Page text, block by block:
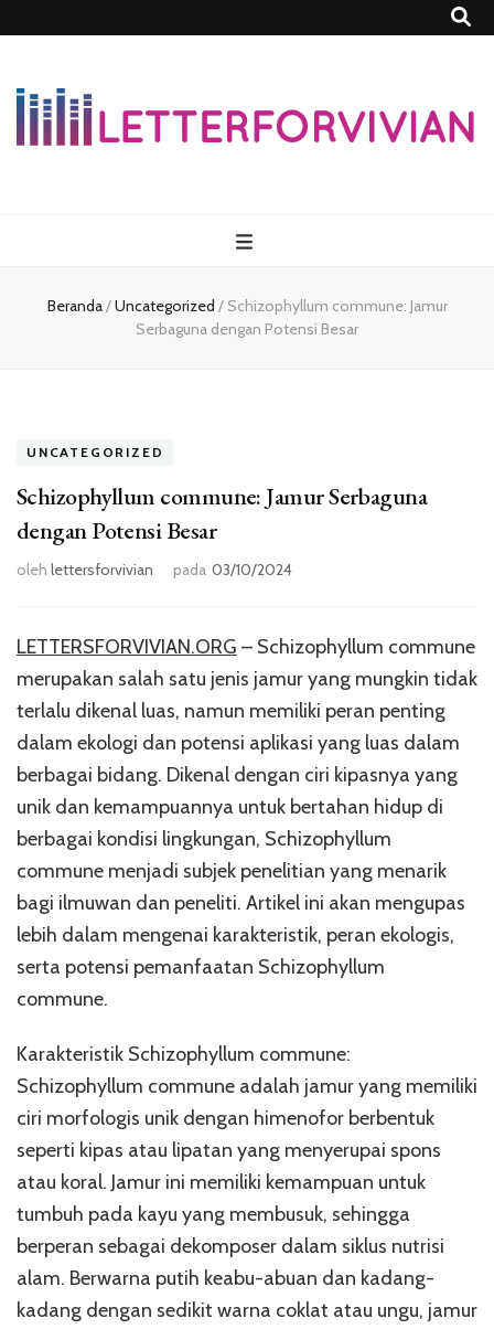
Beranda/Uncategorized / Schizophyllum commune: Jamur
Serbaguna dengan Potensi Besar
UNCATEGORIZED
Schizophyllum commune: Jamur Serbaguna
dengan Potensi Besar
oleh lettersforvivian pada 03/10/2024
LETTERSFORVIVIAN.ORG – Schizophyllum commune
merupakan salah satu jenis jamur yang mungkin tidak
terlalu dikenal luas, namun memiliki peran penting
dalam ekologi dan potensi aplikasi yang luas dalam
berbagai bidang. Dikenal dengan ciri kipasnya yang
unik dan kemampuannya untuk bertahan hidup di
berbagai kondisi lingkungan, Schizophyllum
commune menjadi subjek penelitian yang menarik
bagi ilmuwan dan peneliti. Artikel ini akan mengupas
lebih dalam mengenai karakteristik, peran ekologis,
serta potensi pemanfaatan Schizophyllum
commune.
Karakteristik Schizophyllum commune:
Schizophyllum commune adalah jamur yang memiliki
ciri morfologis unik dengan himenofor berbentuk
seperti kipas atau lipatan yang menyerupai spons
atau koral. Jamur ini memiliki kemampuan untuk
tumbuh pada kayu yang membusuk, sehingga
berperan sebagai dekomposer dalam siklus nutrisi
alam. Berwarna putih keabu-abuan dan kadang-
kadang dengan sedikit warna coklat atau ungu, jamur